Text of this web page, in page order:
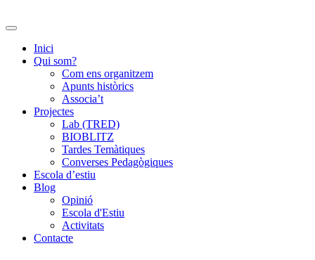
Inici
Qui som?
Com ens organitzem
Apunts històrics
Associa’t
Projectes
Lab (TRED)
BIOBLITZ
Tardes Temàtiques
Converses Pedagògiques
Escola d’estiu
Blog
Opinió
Escola d'Estiu
Activitats
Contacte